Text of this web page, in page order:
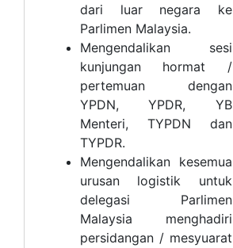
dari luar negara ke
Parlimen Malaysia.
Mengendalikan sesi
kunjungan hormat /
pertemuan dengan
YPDN, YPDR, YB
Menteri, TYPDN dan
TYPDR.
Mengendalikan kesemua
urusan logistik untuk
delegasi Parlimen
Malaysia menghadiri
persidangan / mesyuarat